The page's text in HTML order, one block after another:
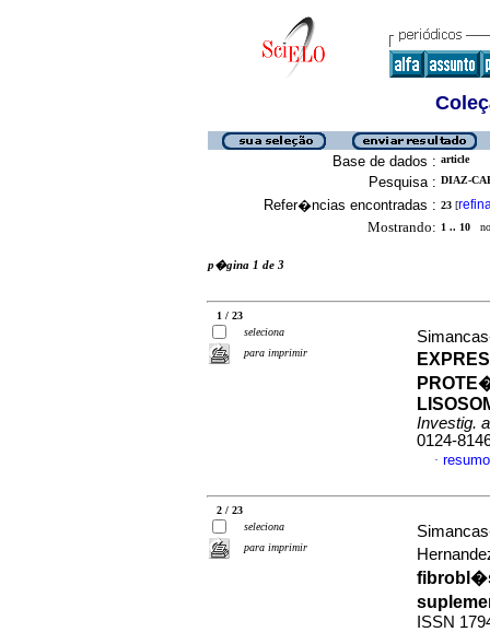
Base de dados : article
Pesquisa : DIAZ-
Refer�ncias encontradas : 23 [
Mostrando: 1 .. 10
p�gina 1 de 3
1 / 23
seleciona
para imprimir
Investig.
0124-
·
2 / 23
seleciona
para imprimir
ISSN